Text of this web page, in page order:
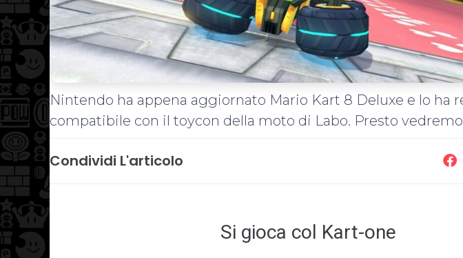
Nintendo ha appena aggiornato Mario Kart 8 Deluxe e lo ha
compatibile con il toycon della moto di Labo. Presto
Condividi L'articolo
Si gioca col Kart-one